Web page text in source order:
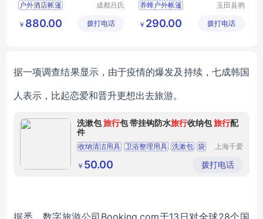
户外酒店帐篷
户外帐篷营地
成都吕氏
有限公司
￥ 880.00 拨打电话
养蜂户外帐篷
玉田县鸦
户外用品
￥ 290.00 拨打电话
据一项调查结果显示， 由于疫情的爆发及持续， 七成韩国
人表示， 比起恋爱和晋升更想出去旅游。
洗漱包旅行包 带挂钩防水旅行收纳包旅行配
件
收纳清洁用具 卫浴整理用具 洗漱包 袋
上海千爱
公司
￥ 50.00 拨打电话
据悉，数字旅游公司 Booking.com于13日对全球28个国